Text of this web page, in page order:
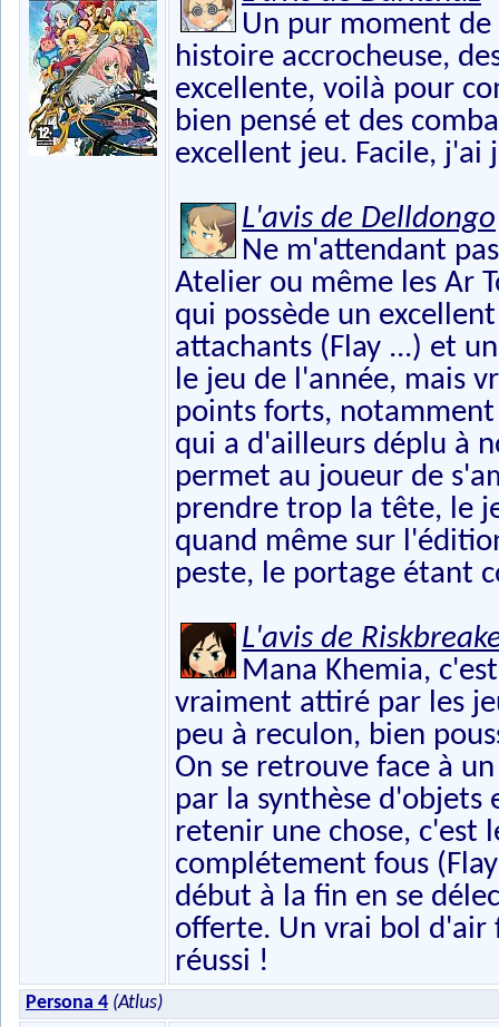
Un pur moment de
histoire accrocheuse,
excellente, voilà pour
bien pensé et des
excellent jeu. Facile,
L'avis de Delldongo
Ne m'attendant
Atelier ou même les Ar
qui possède un
attachants (Flay ...) et
le jeu de l'année, mais
points forts,
qui a d'ailleurs déplu à
permet au joueur de
prendre trop la tête, le
quand même sur
peste, le portage étant
L'avis de
Mana Khemia,
vraiment attiré par les
peu à reculon, bien
On se retrouve face à
par la synthèse
retenir une chose, c'est
complétement fous
début à la fin en se
offerte. Un vrai bol
réussi !
Persona 4 (Atlus)